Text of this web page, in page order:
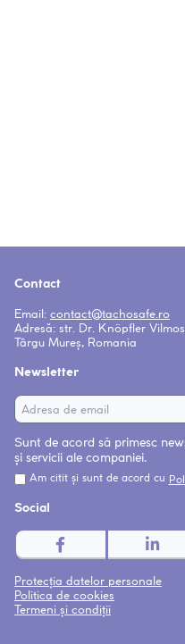
Contact
Email: contact
tachosafe.ro
Adresă: str. Dr. Knöpfler
Târgu Mureș, Romania
Newsletter
Sunt de acord să primesc
și servicii ale companiei.
Am citit și sunt de acord cu
Social
Protecția datelor personale
Politica de cookies
Termeni și condiții